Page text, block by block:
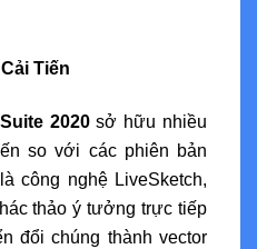
Tiến
2020sở hữu nhiều
so với các phiên bản
công nghệ LiveSketch,
thảo ý tưởng trực tiếp
đổi chúng thành vector